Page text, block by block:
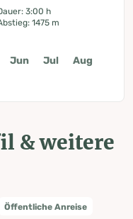
3:00 h
1475 m
Jun Jul
Aug
& weitere
Öffentliche Anreise